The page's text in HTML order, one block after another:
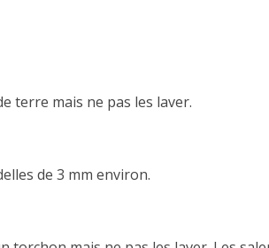
terre mais ne pas les laver.
de 3 mm environ.